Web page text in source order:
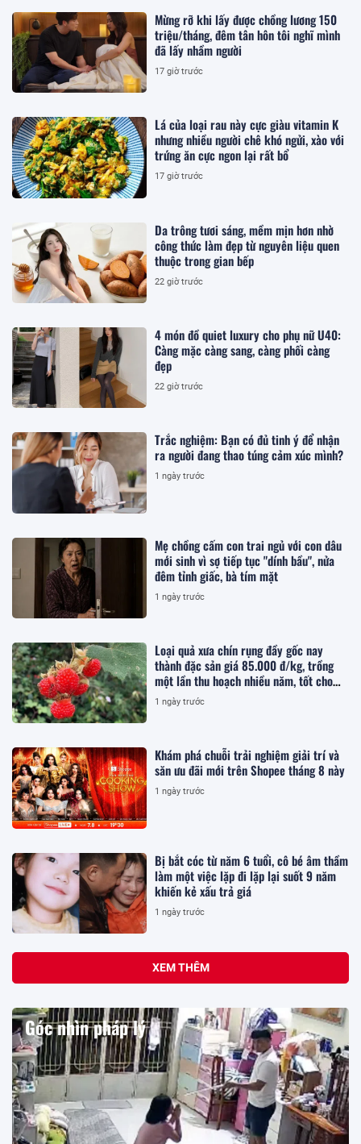
Mừng rỡ khi lấy được chồng lương 150
triệu/tháng, đêm tân hôn tôi nghĩ mình
đã lấy nhầm người
17 giờ trước
Lá của loại rau này cực giàu vitamin K
nhưng nhiều người chê khó ngửi, xào với
trứng ăn cực ngon lại rất bổ
17 giờ trước
Da trông tươi sáng, mềm mịn hơn nhờ
công thức làm đẹp từ nguyên liệu quen
thuộc trong gian bếp
22 giờ trước
4 món đồ quiet luxury cho phụ nữ U40:
Càng mặc càng sang, càng phối càng
đẹp
22 giờ trước
Trắc nghiệm: Bạn có đủ tinh ý để nhận
ra người đang thao túng cảm xúc mình?
1 ngày trước
Mẹ chồng cấm con trai ngủ với con dâu
mới sinh vì sợ tiếp tục "dính bầu", nửa
đêm tỉnh giấc, bà tím mặt
1 ngày trước
Loại quả xưa chín rụng đầy gốc nay
thành đặc sản giá 85.000 đ/kg, trồng
một lần thu hoạch nhiều năm, tốt cho
sức khỏe
1 ngày trước
Khám phá chuỗi trải nghiệm giải trí và
săn ưu đãi mới trên Shopee tháng 8 này
1 ngày trước
Bị bắt cóc từ năm 6 tuổi, cô bé âm thầm
làm một việc lặp đi lặp lại suốt 9 năm
khiến kẻ xấu trả giá
1 ngày trước
XEM THÊM
Góc nhìn pháp lý